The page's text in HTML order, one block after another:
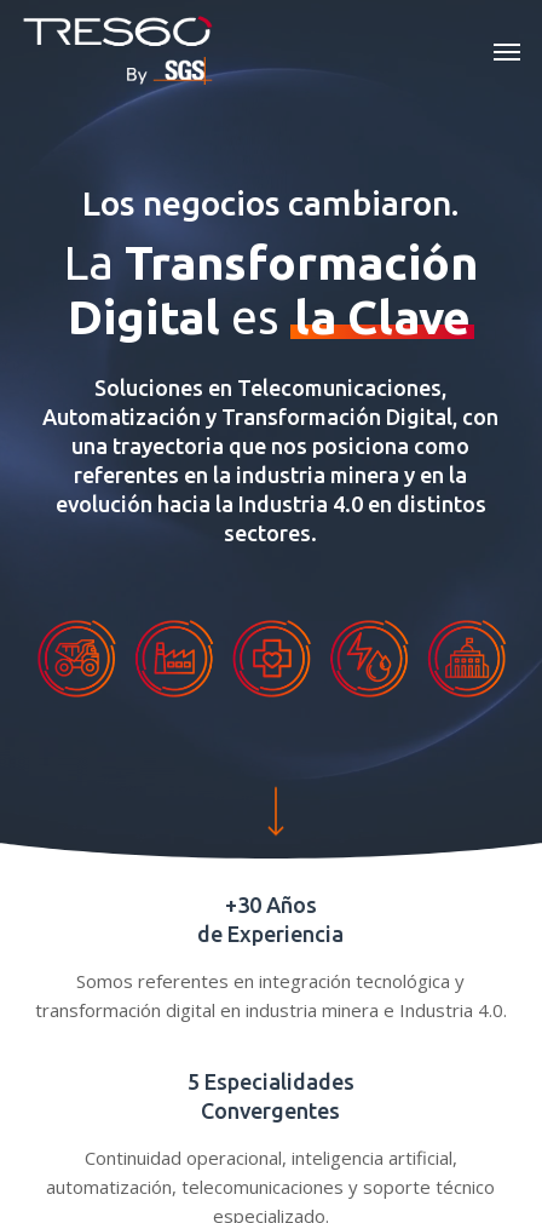
Skip
Los negocios cambiaron.
La Transformación
Digital es la Clave
Soluciones en Telecomunicaciones,
Automatización y Transformación Digital, con
una trayectoria que nos posiciona como
referentes en la industria minera y en la
evolución hacia la Industria 4.0 en distintos
sectores.
+30 Años
de Experiencia
Somos referentes en integración tecnológica y
transformación digital en industria minera e Industria 4.0.
5 Especialidades
Convergentes
Continuidad operacional, inteligencia artificial,
automatización, telecomunicaciones y soporte técnico
especializado.